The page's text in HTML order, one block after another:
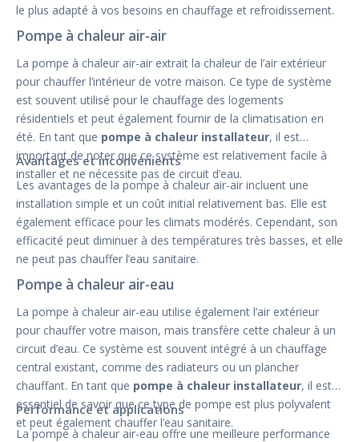
le plus adapté à vos besoins en chauffage et refroidissement.
Pompe à chaleur air-air
La pompe à chaleur air-air extrait la chaleur de l’air extérieur
pour chauffer l’intérieur de votre maison. Ce type de système
est souvent utilisé pour le chauffage des logements
résidentiels et peut également fournir de la climatisation en
été. En tant que pompe à chaleur installateur, il est
important de noter que ce système est relativement facile à
installer et ne nécessite pas de circuit d’eau.
Avantages et inconvénients
Les avantages de la pompe à chaleur air-air incluent une
installation simple et un coût initial relativement bas. Elle est
également efficace pour les climats modérés. Cependant, son
efficacité peut diminuer à des températures très basses, et elle
ne peut pas chauffer l’eau sanitaire.
Pompe à chaleur air-eau
La pompe à chaleur air-eau utilise également l’air extérieur
pour chauffer votre maison, mais transfère cette chaleur à un
circuit d’eau. Ce système est souvent intégré à un chauffage
central existant, comme des radiateurs ou un plancher
chauffant. En tant que pompe à chaleur installateur, il est
essentiel de savoir que ce type de pompe est plus polyvalent
et peut également chauffer l’eau sanitaire.
Performance et applications
La pompe à chaleur air-eau offre une meilleure performance